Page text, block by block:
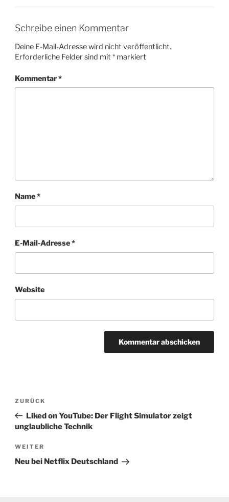
Schreibe einen Kommentar
Deine E-Mail-Adresse wird nicht veröffentlicht.
Erforderliche Felder sind mit *markiert
Kommentar*
Name*
E-Mail-Adresse*
Website
Beitragsnavigation
Vorheriger
Beitrag
ZURÜCK
Liked on YouTube: Der Flight Simulator zeigt
unglaubliche Technik
Nächster
Beitrag
WEITER
Neu bei Netflix Deutschland